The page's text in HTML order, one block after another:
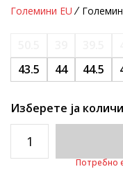
Големини EU
43.5
44 44.5
Изберете ја
Потребно